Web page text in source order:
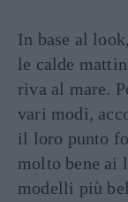
In base al
le calde
riva al mare.
vari modi,
il loro punto
molto bene ai
modelli più